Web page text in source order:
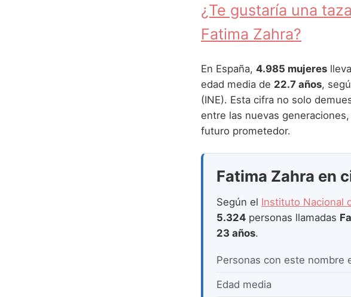
¿Te gustaría una
Fatima Zahra?
En España, 4.985 mujeres
edad media de 22.7 años,
(INE). Esta cifra no solo
entre las nuevas
futuro prometedor.
Fatima Zahra en
Según el Instituto Nacional
5.324 personas llamadas
23 años.
Personas con este nombre
Edad media